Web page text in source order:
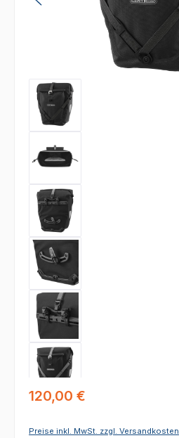
Regulärer Preis:
120,00 €
Preise inkl. MwSt. zzgl. Versandkosten